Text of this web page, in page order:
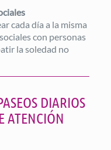
cada día a la misma
con personas
la soledad no
DIARIOS
ATENCIÓN